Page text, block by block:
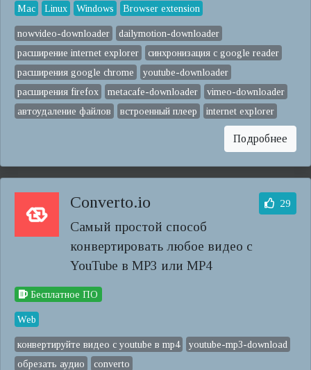
Mac Linux Windows Browser extension
nowvideo-downloader
dailymotion-downloader
расширение internet explorer
синхронизация с google reader
расширения google chrome
youtube-downloader
расширения firefox
metacafe-downloader
vimeo-downloader
автоудаление файлов
встроенный плеер internet explorer
Подробнее
Converto.io
Самый простой способ
конвертировать любое видео с
YouTube в MP3 или MP4
29
Бесплатное ПО
Web
конвертируйте видео с youtube в mp4
youtube-mp3-download
обрезать аудио
converto